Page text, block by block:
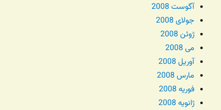
آگوست 2008
جولای 2008
ژوئن 2008
می 2008
آوریل 2008
مارس 2008
فوریه 2008
ژانویه 2008